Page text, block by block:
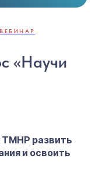
ВЕБИНАР
«Научи
ТМНР развить
и освоить